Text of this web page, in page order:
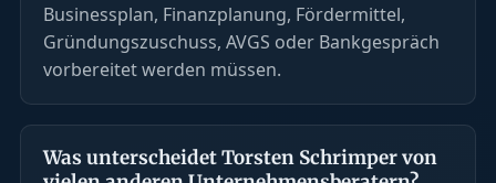
Businessplan, Finanzplanung, Fördermittel,
Gründungszuschuss, AVGS oder Bankgespräch
vorbereitet werden müssen.
Was unterscheidet Torsten Schrimper von